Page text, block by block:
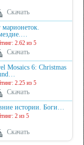
Скачать
2.62 из 5
Скачать
Mosaics 6: Christmas
2.25 из 5
Скачать
истории. Боги…
2 из 5
Скачать